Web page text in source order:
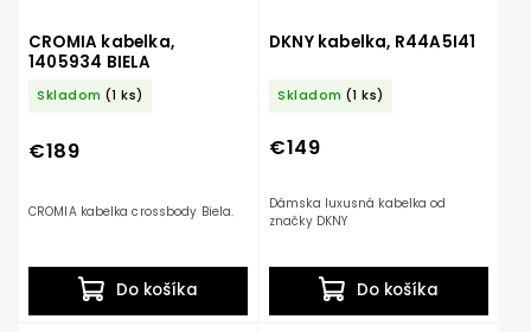
CROMIA kabelka,
1405934 BIELA
Skladom (1 ks)
€189
Do košíka
CROMIA kabelka crossbody Biela.
DKNY kabelka, R44A5I41
Skladom (1 ks)
€149
Do košíka
Dámska luxusná kabelka od
značky DKNY